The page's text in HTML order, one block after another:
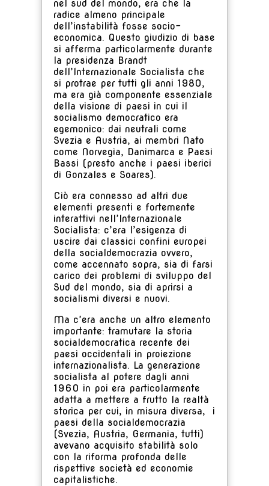
nel sud del mondo, era che la
radice almeno principale
dell’instabilità fosse socio-
economica. Questo giudizio di base
si afferma particolarmente durante
la presidenza Brandt
dell’Internazionale Socialista che
si protrae per tutti gli anni 1980,
ma era già componente essenziale
della visione di paesi in cui il
socialismo democratico era
egemonico: dai neutrali come
Svezia e Austria, ai membri Nato
come Norvegia, Danimarca e Paesi
Bassi (presto anche i paesi iberici
di Gonzales e Soares).
Ciò era connesso ad altri due
elementi presenti e fortemente
interattivi nell’Internazionale
Socialista: c’era l’esigenza di
uscire dai classici confini europei
della socialdemocrazia ovvero,
come accennato sopra, sia di farsi
carico dei problemi di sviluppo del
Sud del mondo, sia di aprirsi a
socialismi diversi e nuovi.
Ma c’era anche un altro elemento
importante: tramutare la storia
socialdemocratica recente dei
paesi occidentali in proiezione
internazionalista. La generazione
socialista al potere dagli anni
1960 in poi era particolarmente
adatta a mettere a frutto la realtà
storica per cui, in misura diversa, i
paesi della socialdemocrazia
(Svezia, Austria, Germania, tutti)
avevano acquisito stabilità solo
con la riforma profonda delle
rispettive società ed economie
capitalistiche.